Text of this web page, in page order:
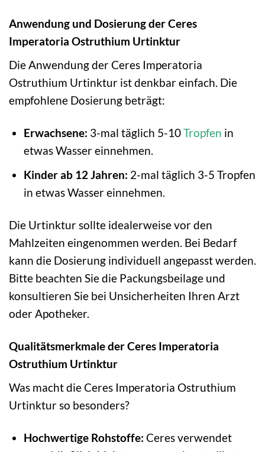
Anwendung und Dosierung der Ceres
Imperatoria Ostruthium Urtinktur
Die Anwendung der Ceres Imperatoria
Ostruthium Urtinktur ist denkbar einfach. Die
empfohlene Dosierung beträgt:
Erwachsene: 3-mal täglich 5-10Tropfen in
etwas Wasser einnehmen.
Kinder ab 12 Jahren: 2-mal täglich 3-5 Tropfen
in etwas Wasser einnehmen.
Die Urtinktur sollte idealerweise vor den
Mahlzeiten eingenommen werden. Bei Bedarf
kann die Dosierung individuell angepasst werden.
Bitte beachten Sie die Packungsbeilage und
konsultieren Sie bei Unsicherheiten Ihren Arzt
oder Apotheker.
Qualitätsmerkmale der Ceres Imperatoria
Ostruthium Urtinktur
Was macht die Ceres Imperatoria Ostruthium
Urtinktur so besonders?
Hochwertige Rohstoffe: Ceres verwendet